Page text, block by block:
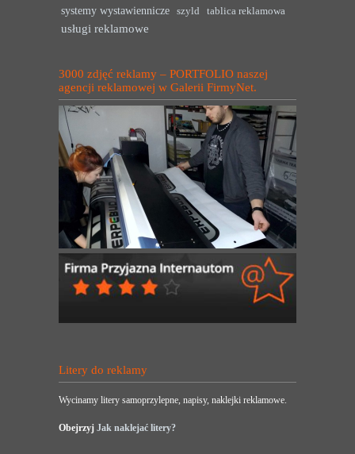
systemy wystawiennicze szyld tablica reklamowa
usługi reklamowe
3000 zdjęć reklamy – PORTFOLIO naszej
agencji reklamowej w Galerii FirmyNet.
Litery do reklamy
Wycinamy litery samoprzylepne, napisy, naklejki reklamowe.
Obejrzyj Jak naklejać litery?